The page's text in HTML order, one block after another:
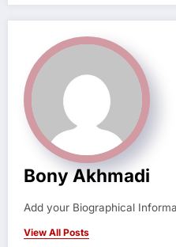
Bony Akhmadi
Add your Biographical
View All Posts